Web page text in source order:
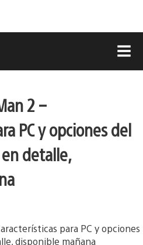
2 –
PC y opciones del
detalle,